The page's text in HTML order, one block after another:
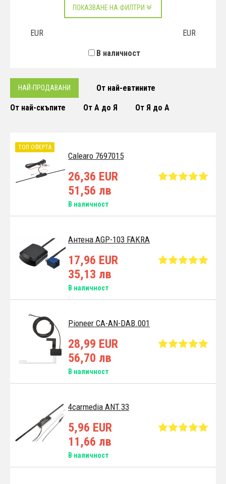
ПОКАЗВАНЕ НА ФИЛТРИ
EUR EUR
В наличност
НАЙ-ПРОДАВАНИ От най-евтините
От най-скъпите От А до Я От Я до А
Calearo 7697015
ТОП ОФЕРТА
26,36 EUR
51,56 лв
В наличност
Антена AGP-103 FAKRA
17,96 EUR
35,13 лв
В наличност
Pioneer CA-AN-DAB.001
28,99 EUR
56,70 лв
В наличност
4carmedia ANT.33
5,96 EUR
11,66 лв
В наличност